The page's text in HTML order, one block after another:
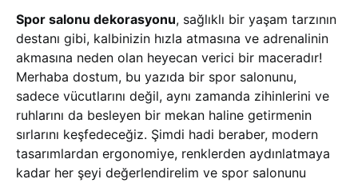
Spor salonu dekorasyonu, sağlıklı bir yaşam tarzının
destanı gibi, kalbinizin hızla atmasına ve adrenalinin
akmasına neden olan heyecan verici bir maceradır!
Merhaba dostum, bu yazıda bir spor salonunu,
sadece vücutlarını değil, aynı zamanda zihinlerini ve
ruhlarını da besleyen bir mekan haline getirmenin
sırlarını keşfedeceğiz. Şimdi hadi beraber, modern
tasarımlardan ergonomiye, renklerden aydınlatmaya
kadar her şeyi değerlendirelim ve spor salonunu